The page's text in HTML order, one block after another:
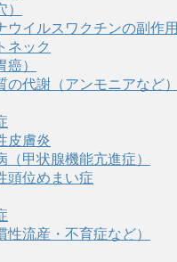
ウイルスワクチンの副作用
ネック
癌）
の代謝（アンモニアなど）
皮膚炎
（甲状腺機能亢進症）
頭位めまい症
性流産・不育症など）